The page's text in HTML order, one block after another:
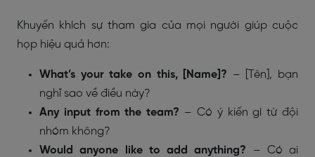
Khuyến khích sự tham gia của mọi người giúp cuộc
họp hiệu quả hơn:
What’s your take on this, [Name]? – [Tên], bạn
nghĩ sao về điều này?
Any input from the team? – Có ý kiến gì từ đội
nhóm không?
Would anyone like to add anything? – Có ai